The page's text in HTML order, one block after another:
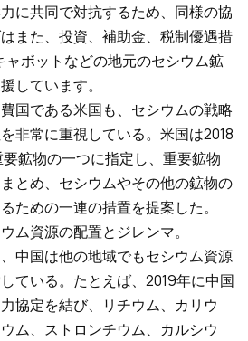
に共同で対抗するため、同様の協
また、投資、補助金、税制優遇措
ャボットなどの地元のセシウム鉱
しています。
国である米国も、セシウムの戦略
非常に重視している。米国は2018
鉱物の一つに指定し、重要鉱物
とめ、セシウムやその他の鉱物の
ための一連の措置を提案した。
ム資源の配置とジレンマ。
中国は他の地域でもセシウム資源
ている。たとえば、2019年に中国
協定を結び、リチウム、カリウ
ム、ストロンチウム、カルシウ